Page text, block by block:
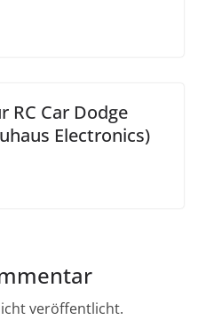
RC Car Dodge
Electronics)
veröffentlicht.